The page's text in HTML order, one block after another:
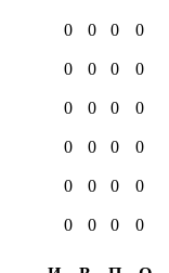
0 0 0 0
0 0 0 0
0 0 0 0
0 0 0 0
0 0 0 0
0 0 0
0